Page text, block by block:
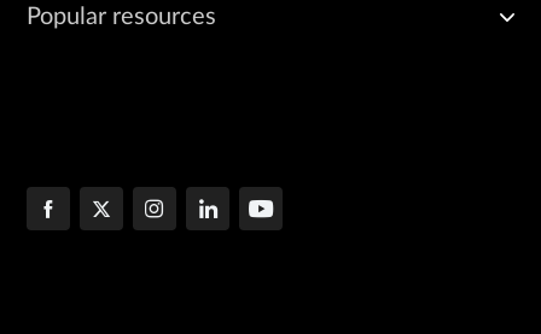
Popular resources